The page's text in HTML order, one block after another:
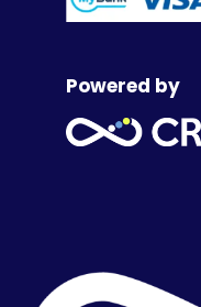
Powered by